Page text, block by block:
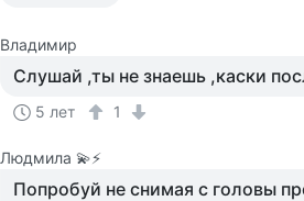
Владимир
Слушай ,ты не знаешь ,каски
5 лет 1
Людмила 💫⚡
Попробуй не снимая с головы